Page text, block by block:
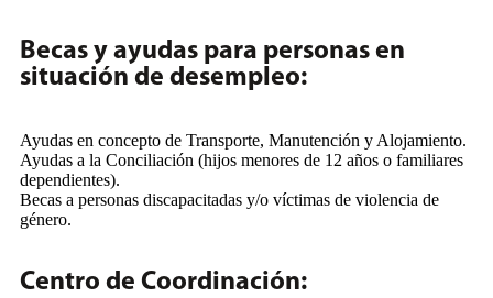
Becas y ayudas para personas en
situación de desempleo:
Ayudas en concepto de Transporte, Manutención y Alojamiento.
Ayudas a la Conciliación (hijos menores de 12 años o familiares
dependientes).
Becas a personas discapacitadas y/o víctimas de violencia de
género.
Centro de Coordinación: